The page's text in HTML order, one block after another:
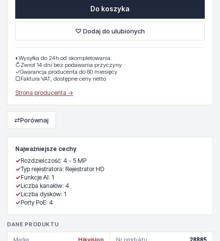
Najważniejsze cechy
✓Rozdzielczość: 4 - 5 MP
✓Typ rejestratora: Rejestrator HD
✓Funkcje AI: 1
✓Liczba kanałów: 4
✓Liczba dysków: 1
✓Porty PoE: 4
DANE PRODUKTU
Marka Hikvision Nr produktu
Do koszyka
♡ Dodaj do ulubionych
◐ Wysyłka do 24h od skompletowania.
↻Zwrot 14 dni bez podawania przyczyny
✓Gwarancja producenta do 60 miesięcy
▢Faktura VAT, dostępne ceny netto
Strona producenta →
⇄Porównaj